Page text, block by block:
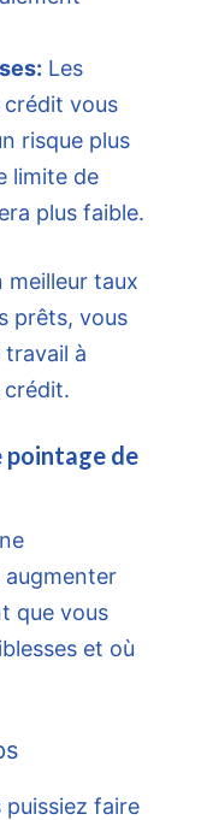
Les
vous
risque plus
limite de
plus faible.
meilleur taux
prêts, vous
à
crédit.
de
que vous
et où
puissiez faire